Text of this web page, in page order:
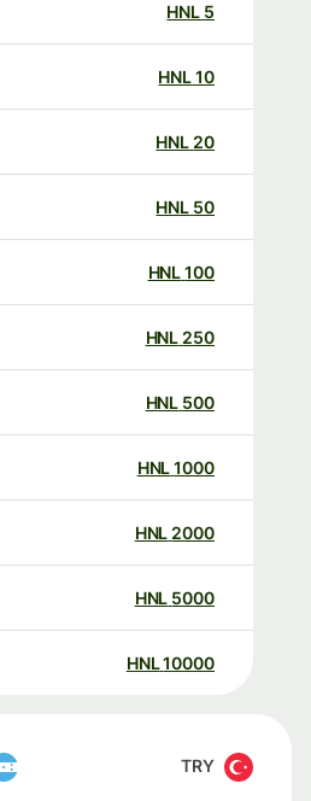
HNL
HNL
20
HNL
50
HNL
100
HNL
250
HNL
500
HNL
1000
HNL
2000
HNL
5000
HNL
10000
HNL
TRY